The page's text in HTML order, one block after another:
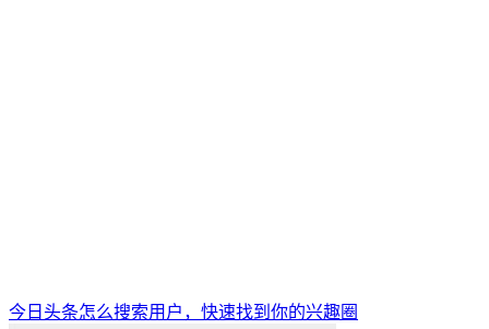
今日头条怎么搜索用户，快速找到你的兴趣圈